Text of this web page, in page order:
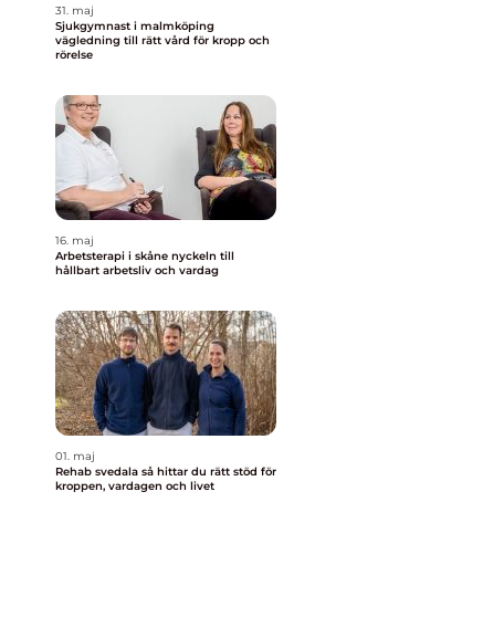
31. maj
Sjukgymnast i malmköping
vägledning till rätt vård för kropp och
rörelse
16. maj
Arbetsterapi i skåne nyckeln till
hållbart arbetsliv och vardag
01. maj
Rehab svedala så hittar du rätt stöd för
kroppen, vardagen och livet